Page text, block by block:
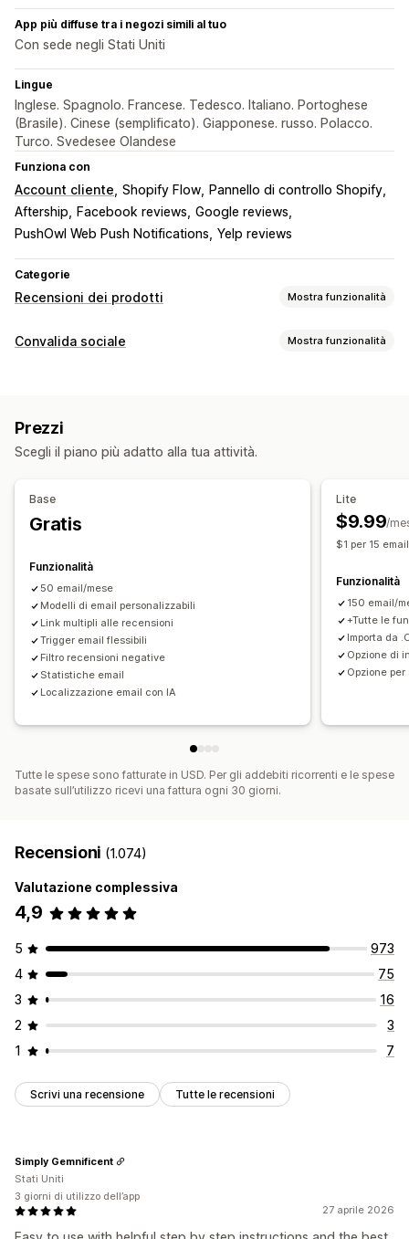
App più diffuse tra i negozi simili al tuo
Con sede negli Stati Uniti
Lingue
Inglese. Spagnolo. Francese. Tedesco. Italiano. Portoghese
(Brasile). Cinese (semplificato). Giapponese. russo. Polacco.
Turco. Svedesee Olandese
Funziona con
Account cliente Shopify Flow
Pannello di controllo Shopify
Aftership
Facebook reviews Google reviews
PushOwl Web Push Notifications Yelp reviews
Categorie
Recensioni dei prodotti Mostra funzionalità
Opzioni di visualizzazione
Richieste tramite email
Codici QR
Automazioni Richieste personalizzate
Convalida sociale Mostra funzionalità
Prezzi
Scegli il piano più adatto alla tua attività.
Base
Gratis
Funzionalità
50 email/mese
Modelli di email personalizzabili
Link multipli alle recensioni
Trigger email flessibili
Filtro recensioni negative
Statistiche email
Localizzazione email con IA
Lite
$9.99/
$1 per 15
Funzionalità
150 email/
+Tutte le
Importa da
Opzione di
Opzione
Tutte le spese sono fatturate in USD. Per gli addebiti ricorrenti e le spese
basate sull’utilizzo ricevi una fattura ogni 30 giorni.
Recensioni (1.074)
Valutazione complessiva
4,9
5
973
4
75
3
16
2
3
1
7
Scrivi una recensione Tutte le recensioni
27 aprile 2026
Simply Gemnificent
Stati Uniti
3 giorni di utilizzo dell’app